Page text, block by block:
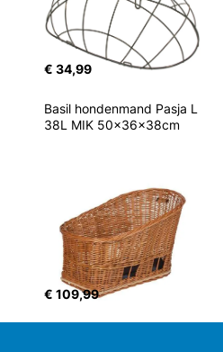
€ 34,99
Basil hondenmand Pasja L
38L MIK 50x36x38cm
€ 109,99